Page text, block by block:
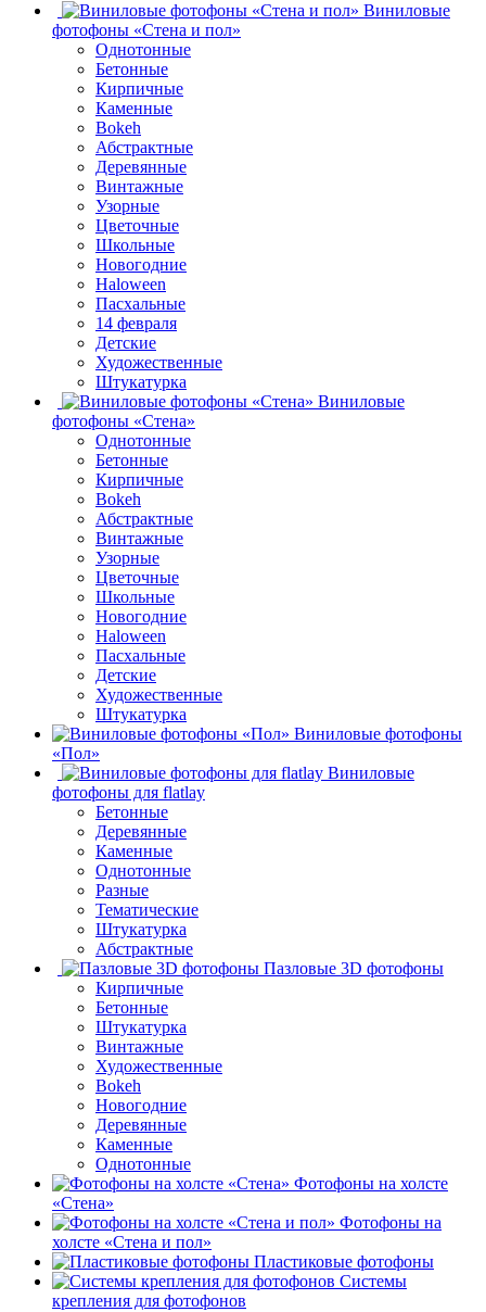
Виниловые
фотофоны «Стена и пол»
Однотонные
Бетонные
Кирпичные
Каменные
Bokeh
Абстрактные
Деревянные
Винтажные
Узорные
Цветочные
Школьные
Новогодние
Haloween
Пасхальные
14 февраля
Детские
Художественные
Штукатурка
Виниловые
фотофоны «Стена»
Однотонные
Бетонные
Кирпичные
Bokeh
Абстрактные
Винтажные
Узорные
Цветочные
Школьные
Новогодние
Haloween
Пасхальные
Детские
Художественные
Штукатурка
Виниловые фотофоны
«Пол»
Виниловые
фотофоны для flatlay
Бетонные
Деревянные
Каменные
Однотонные
Разные
Тематические
Штукатурка
Абстрактные
Пазловые 3D фотофоны
Кирпичные
Бетонные
Штукатурка
Винтажные
Художественные
Bokeh
Новогодние
Деревянные
Каменные
Однотонные
Фотофоны на холсте
«Стена»
Фотофоны на
холсте «Стена и пол»
Пластиковые фотофоны
Системы
крепления для фотофонов